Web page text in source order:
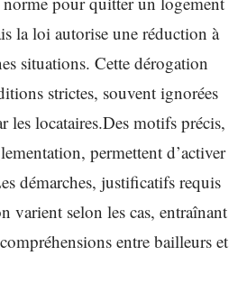
la loi autorise une réduction à
situations. Cette dérogation
strictes, souvent ignorées
les locataires.Des motifs précis,
permettent d’activer
démarches, justificatifs requis
varient selon les cas, entraînant
entre bailleurs et